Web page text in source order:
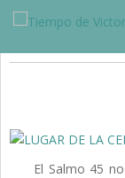
Estudios »
El Salmo 45 nos